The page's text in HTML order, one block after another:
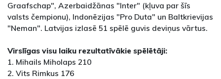
Graafschap", Azerbaidžānas "Inter" (kļuva par šīs
valsts čempionu), Indonēzijas "Pro Duta" un Baltkrievijas
"Neman". Latvijas izlasē 51 spēlē guvis deviņus vārtus.
Virslīgas visu laiku rezultatīvākie spēlētāji:
1. Mihails Miholaps 210
2. Vits Rimkus 176